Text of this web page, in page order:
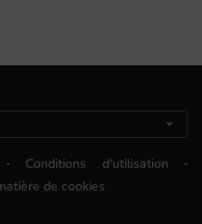
. Conditions d'utilisation .
de cookies